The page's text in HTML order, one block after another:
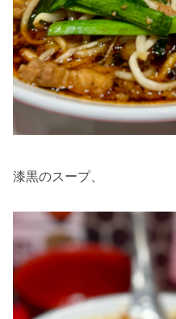
漆黒のスープ、